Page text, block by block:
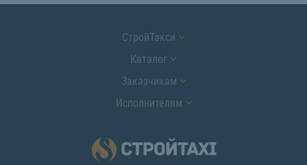
СтройТакси
Каталог
Заказчикам
Исполнителям